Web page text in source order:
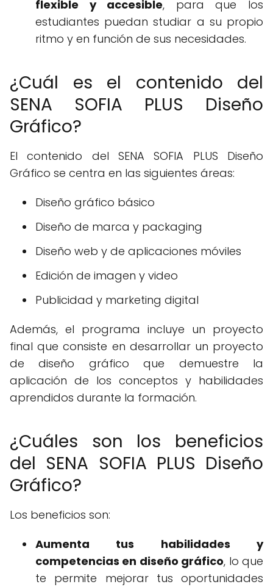
flexible y accesible, para que los
estudiantes puedan studiar a su propio
ritmo y en función de sus necesidades.
¿Cuál es el contenido del
SENA SOFIA PLUS Diseño
Gráfico?
El contenido del SENA SOFIA PLUS Diseño
Gráfico se centra en las siguientes áreas:
Diseño gráfico básico
Diseño de marca y packaging
Diseño web y de aplicaciones móviles
Edición de imagen y video
Publicidad y marketing digital
Además, el programa incluye un proyecto
final que consiste en desarrollar un proyecto
de diseño gráfico que demuestre la
aplicación de los conceptos y habilidades
aprendidos durante la formación.
¿Cuáles son los beneficios
del SENA SOFIA PLUS Diseño
Gráfico?
Los beneficios son:
Aumenta tus habilidades y
competencias en diseño gráfico, lo que
te permite mejorar tus oportunidades